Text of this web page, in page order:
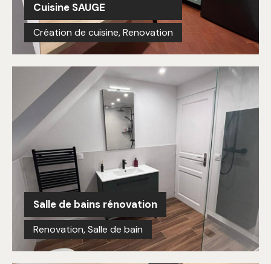
Cuisine SAUGE
Création de cuisine,Renovation
Salle de bains rénovation
Renovation,Salle de bain